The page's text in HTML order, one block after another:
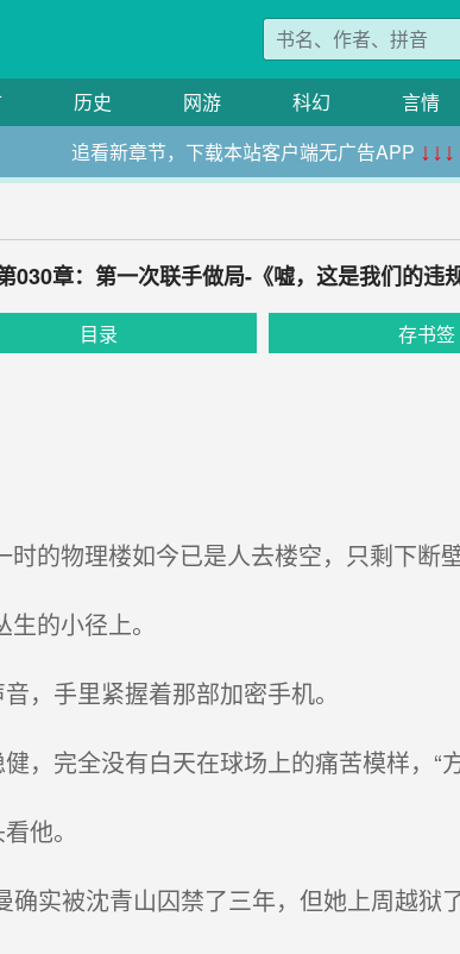
历史 网游 科幻 言情
追看新章节，下载本站客户端无广告APP ↓↓↓
030章：第一次联手做局-《嘘，这是我们的违
目录 存书签
的物理楼如今已是人去楼空，只剩下断
的小径上。
，手里紧握着那部加密手机。
，完全没有白天在球场上的痛苦模样，“
他。
实被沈青山囚禁了三年，但她上周越狱